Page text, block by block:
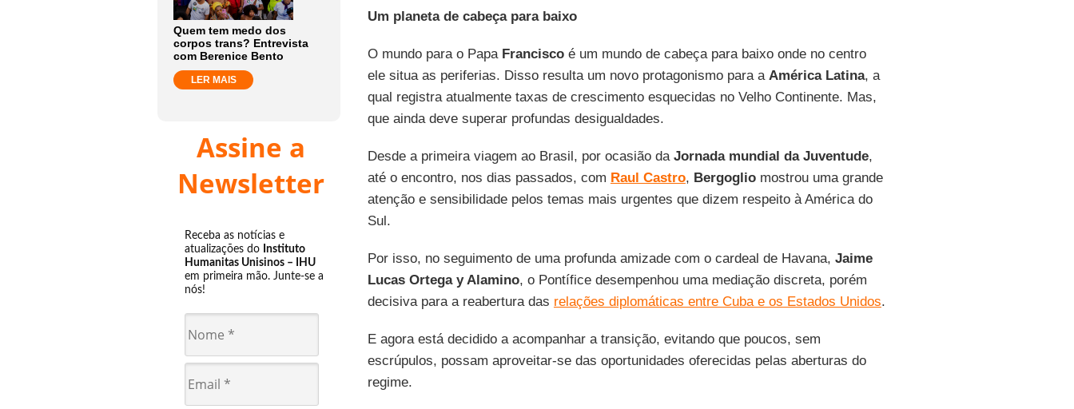
Quem tem medo dos
corpos trans? Entrevista
com Berenice Bento
LER MAIS
Assine a
Newsletter
Receba as notícias e
atualizações do Instituto
Humanitas Unisinos – IHU
em primeira mão. Junte-se a
nós!
Um planeta de cabeça para baixo
O mundo para o Papa Franciscoé um mundo de cabeça para baixo onde no centro
ele situa as periferias. Disso resulta um novo protagonismo para a América Latina, a
qual registra atualmente taxas de crescimento esquecidas no Velho Continente. Mas,
que ainda deve superar profundas desigualdades.
Desde a primeira viagem ao Brasil, por ocasião daJornada mundial da Juventude,
até o encontro, nos dias passados, com Raul Castro, Bergogliomostrou uma grande
atenção e sensibilidade pelos temas mais urgentes que dizem respeito à América do
Sul.
Por isso, no seguimento de uma profunda amizade com o cardeal de Havana, Jaime
Lucas Ortega y Alamino, o Pontífice desempenhou uma mediação discreta, porém
decisiva para a reabertura das relações diplomáticas entre Cuba e os Estados Unidos.
E agora está decidido a acompanhar a transição, evitando que poucos, sem
escrúpulos, possam aproveitar-se das oportunidades oferecidas pelas aberturas do
regime.